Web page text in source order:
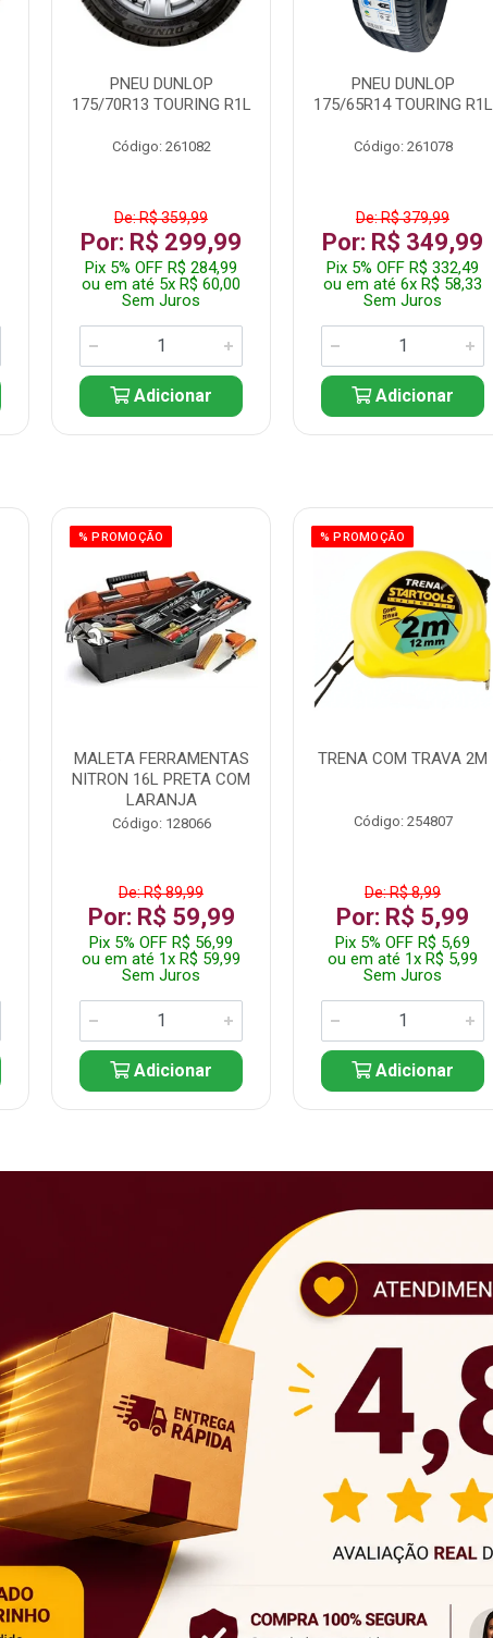
PNEU DUNLOP
175/70R13 TOURING R1L
Código: 261082
De: R$ 359,99
Por: R$ 299,99
Pix 5% OFF R$ 284,99
ou em até 5x R$ 60,00
Sem Juros
Adicionar
PNEU DUNLOP
175/65R14 TOURING R1L
Código: 261078
De: R$ 379,99
Por: R$ 349,99
Pix 5% OFF R$ 332,49
ou em até 6x R$ 58,33
Sem Juros
Adicionar
% PROMOÇÃO
MALETA FERRAMENTAS
NITRON 16L PRETA COM
LARANJA
Código: 128066
De: R$ 89,99
Por: R$ 59,99
Pix 5% OFF R$ 56,99
ou em até 1x R$ 59,99
Sem Juros
Adicionar
% PROMOÇÃO
TRENA COM TRAVA 2M
Código: 254807
De: R$ 8,99
Por: R$ 5,99
Pix 5% OFF R$ 5,69
ou em até 1x R$ 5,99
Sem Juros
Adicionar